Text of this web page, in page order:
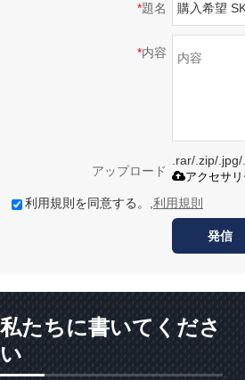
*題名
*内容
アップロード
.rar/.zip/
アクセサリ
利用規則を同意する。, 利用規則
発信
私たちに書いてくださ
い